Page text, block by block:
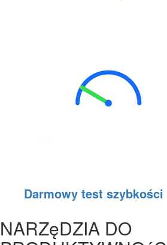
Darmowy test
NARZęDZIA DO